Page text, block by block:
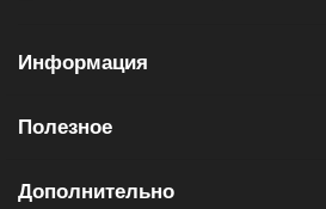
Информация
Полезное
Дополнительно